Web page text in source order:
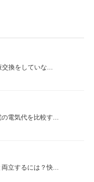
換をしていな...
電気代を比較す...
立するには？快...